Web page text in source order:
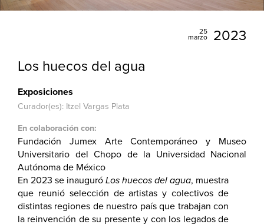
25
marzo
2023
Los huecos del agua
Exposiciones
Curador(es): Itzel Vargas Plata
En colaboración con:
Fundación Jumex Arte Contemporáneo y Museo
Universitario del Chopo de la Universidad Nacional
Autónoma de México
En 2023 se inauguró Los huecos del agua, muestra
que reunió selección de artistas y colectivos de
distintas regiones de nuestro país que trabajan con
la reinvención de su presente y con los legados de